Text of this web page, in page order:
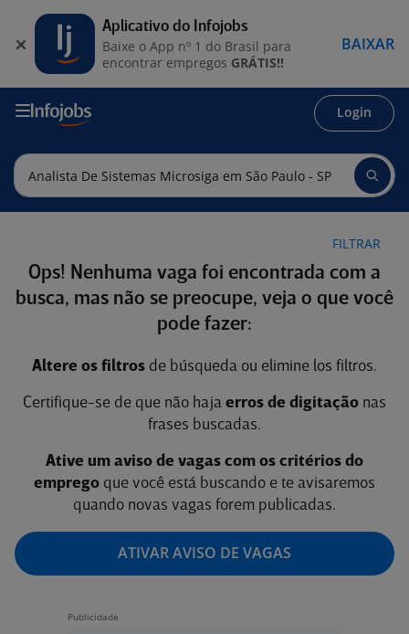
Login
FILTRAR
Ops! Nenhuma vaga foi encontrada com a
busca, mas não se preocupe, veja o que você
pode fazer:
Altere os filtros de búsqueda ou elimine los filtros.
Certifique-se de que não haja erros de digitação nas
frases buscadas.
Ative um aviso de vagas com os critérios do
emprego que você está buscando e te avisaremos
quando novas vagas forem publicadas.
ATIVAR AVISO DE VAGAS
Aplicativo do Infojobs
Baixe o App nº 1 do Brasil para
encontrar empregos GRÁTIS!!
BAIXAR